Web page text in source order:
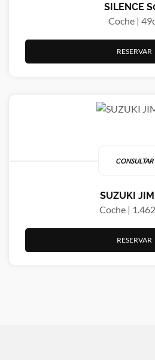
SILENCE
Coche |
RESERVAR
CONSULTAR
SUZUKI
Coche |
RESERVAR